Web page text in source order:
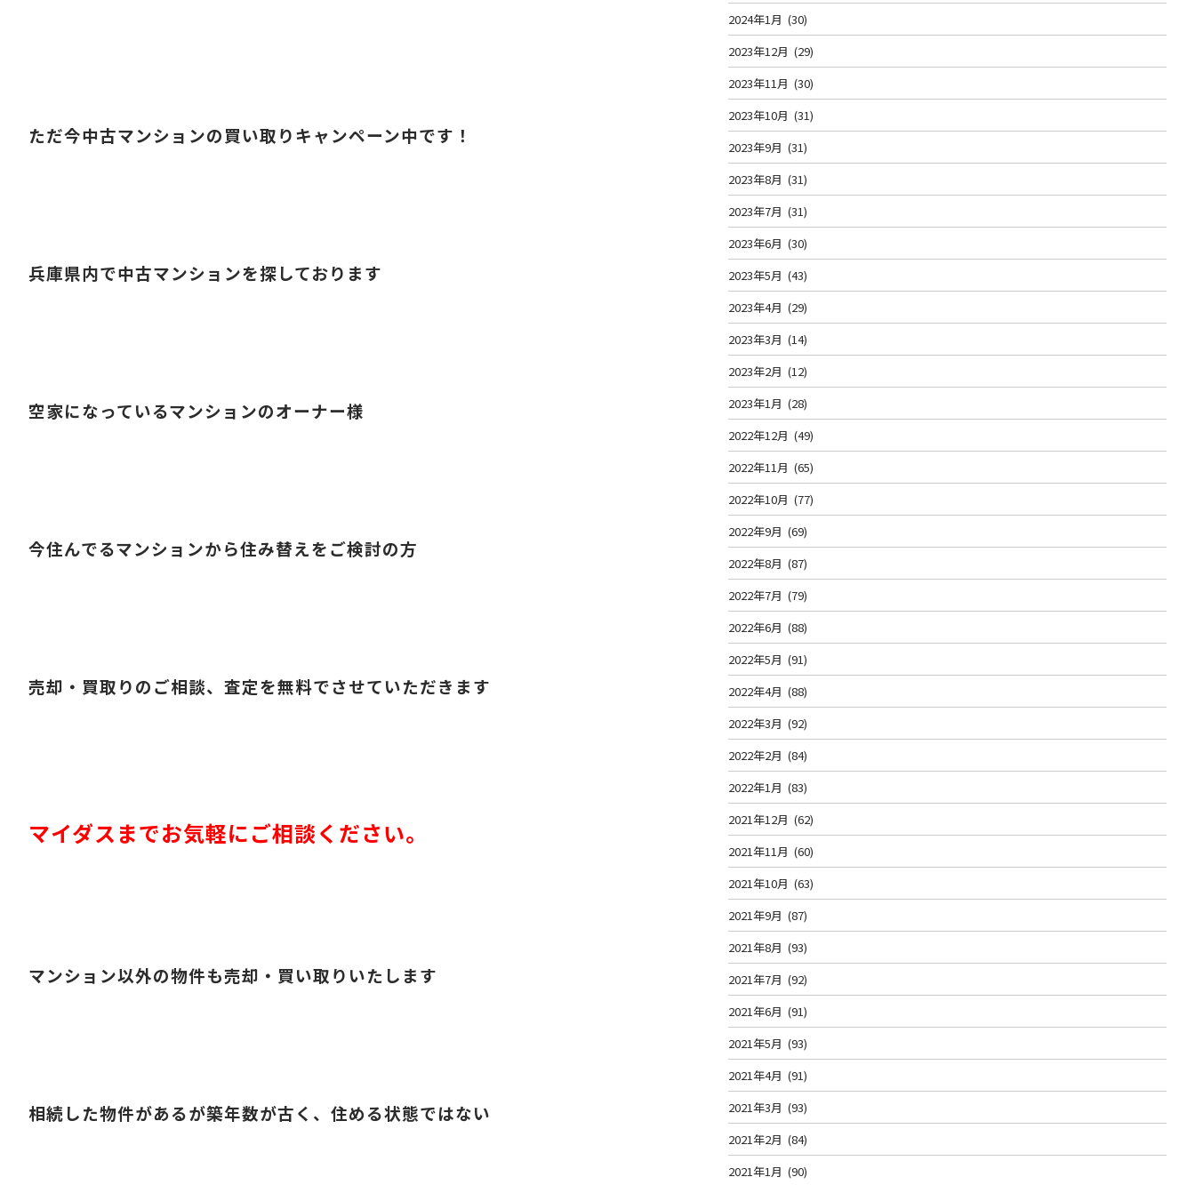
ただ今中古マンションの買い取りキャンペーン中です！
兵庫県内で中古マンションを探しております
空家になっているマンションのオーナー様
今住んでるマンションから住み替えをご検討の方
売却・買取りのご相談、査定を無料でさせていただきます
マイダスまでお気軽にご相談ください。
マンション以外の物件も売却・買い取りいたします
相続した物件があるが築年数が古く、住める状態ではない
2024年1月 (30)
2023年12月 (29)
2023年11月 (30)
2023年10月 (31)
2023年9月 (31)
2023年8月 (31)
2023年7月 (31)
2023年6月 (30)
2023年5月 (43)
2023年4月 (29)
2023年3月 (14)
2023年2月 (12)
2023年1月 (28)
2022年12月 (49)
2022年11月 (65)
2022年10月 (77)
2022年9月 (69)
2022年8月 (87)
2022年7月 (79)
2022年6月 (88)
2022年5月 (91)
2022年4月 (88)
2022年3月 (92)
2022年2月 (84)
2022年1月 (83)
2021年12月 (62)
2021年11月 (60)
2021年10月 (63)
2021年9月 (87)
2021年8月 (93)
2021年7月 (92)
2021年6月 (91)
2021年5月 (93)
2021年4月 (91)
2021年3月 (93)
2021年2月 (84)
2021年1月 (90)